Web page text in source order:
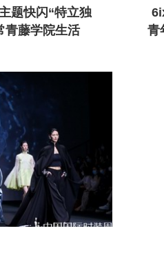
题快闪“特立独
青藤学院生活
青